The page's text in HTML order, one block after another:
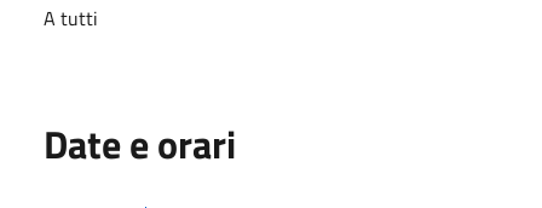
A tutti
Date e orari